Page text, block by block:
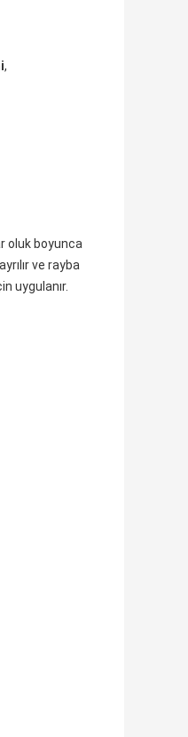
,
oluk boyunca
ve rayba
uygulanır.